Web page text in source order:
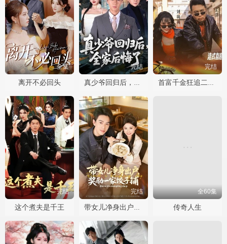
全集
离开不必回头
完结
真少爷回归后，全家后悔了
完结
首富千金狂追二龙湖浩哥之他不干
完结
这个煮夫是千王
完结
带女儿净身出户，奖励一家饺子铺
全60集
传奇人生